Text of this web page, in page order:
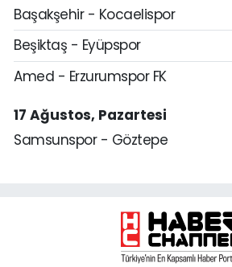
Başakşehir - Kocaelispor
Beşiktaş - Eyüpspor
Amed - Erzurumspor FK
17 Ağustos, Pazartesi
Samsunspor - Göztepe